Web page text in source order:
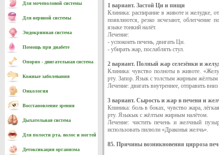
Для мочеполовой системы
Для нервной системы
Эндокринная система
Помощь при диабете
Опорно - двигательная система
Кожные заболевания
Онкология
Восстановление зрения
Дыхательная система
Для полости рта, волос и ногтей
Детоксикация организма
1 вариант. Застой Ци и пищи
Клиника: распирание в животе и желудке,
появляются, резко исчезают,
языке тонкий налёт.
Лечение:
- успокоить печень, двигать Ци.
- убирать жар, послаблять стул.
2 вариант. Полный жар селезёнки и
Клиника: чувство полноты в животе.
рту. Запор. Язык с толстым жирным
Лечение: двигать внутреннее, отправить
3 вариант. Сырость и жар в печени и
Кпиника: боль в боках, чувство жара,
рту. Языкык с жёлтым жирным налётом.
Лечение: чистить печень и желчный
использовать пилюли «Драконья желчь».
85. Причины возникновения цирроза